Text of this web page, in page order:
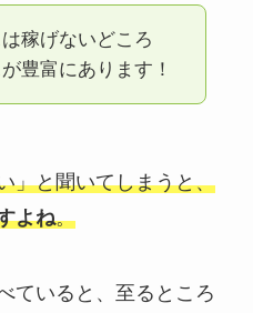
稼げないどころ
豊富にあります！
」と聞いてしまうと、
よね。
ていると、至るところ